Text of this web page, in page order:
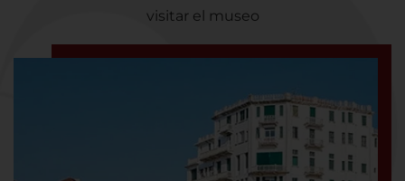
visitar el museo